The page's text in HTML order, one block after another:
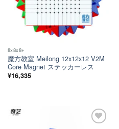
8x8x8+
魔方教室 Meilong 12x12x12 V2M
Core Magnet ステッカーレス
¥16,335